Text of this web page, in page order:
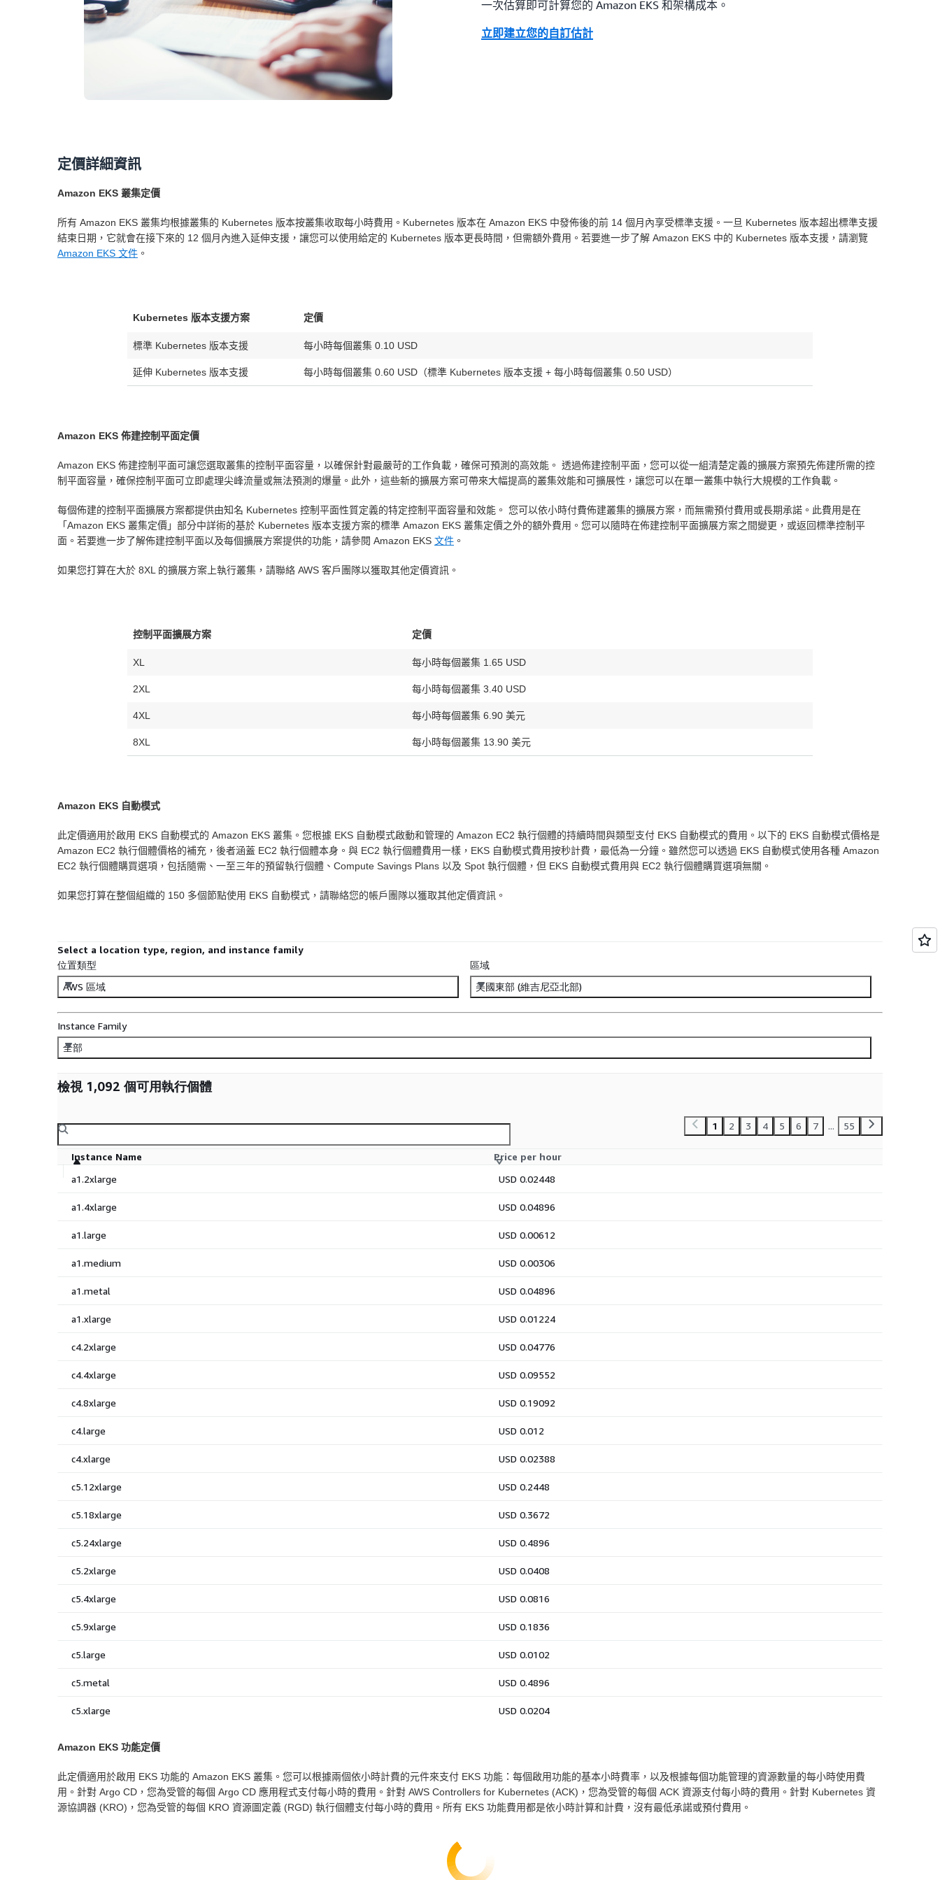
一次估算即可計算您的 Amazon EKS 和架構成本。
立即建立您的自訂估計
定價詳細資訊
Amazon EKS 叢集定價
所有 Amazon EKS 叢集均根據叢集的 Kubernetes 版本按叢集收取每小時費用。Kubernetes 版本在 Amazon EKS 中發佈後的前 14 個月內享受標準支援。一旦 Kubernetes 版本超出標準支援
結束日期，它就會在接下來的 12 個月內進入延伸支援，讓您可以使用給定的 Kubernetes 版本更長時間，但需額外費用。若要進一步了解 Amazon EKS 中的 Kubernetes 版本支援，請瀏覽
Amazon EKS 文件 。
Kubernetes 版本支援方案 定價
標準 Kubernetes 版本支援 每小時每個叢集 0.10 USD
延伸 Kubernetes 版本支援 每小時每個叢集 0.60 USD（標準 Kubernetes 版本支援 + 每小時每個叢集 0.50 USD）
Amazon EKS 佈建控制平面定價
Amazon EKS 佈建控制平面可讓您選取叢集的控制平面容量，以確保針對最嚴苛的工作負載，確保可預測的高效能。 透過佈建控制平面，您可以從一組清楚定義的擴展方案預先佈建所需的控
制平面容量，確保控制平面可立即處理尖峰流量或無法預測的爆量。此外，這些新的擴展方案可帶來大幅提高的叢集效能和可擴展性，讓您可以在單一叢集中執行大規模的工作負載。
每個佈建的控制平面擴展方案都提供由知名 Kubernetes 控制平面性質定義的特定控制平面容量和效能。 您可以依小時付費佈建叢集的擴展方案，而無需預付費用或長期承諾。此費用是在
「Amazon EKS 叢集定價」部分中詳術的基於 Kubernetes 版本支援方案的標準 Amazon EKS 叢集定價之外的額外費用。您可以隨時在佈建控制平面擴展方案之間變更，或返回標準控制平
面。若要進一步了解佈建控制平面以及每個擴展方案提供的功能，請參閱 Amazon EKS 文件 。
如果您打算在大於 8XL 的擴展方案上執行叢集，請聯絡 AWS 客戶團隊以獲取其他定價資訊。
控制平面擴展方案 定價
XL 每小時每個叢集 1.65 USD
2XL 每小時每個叢集 3.40 USD
4XL 每小時每個叢集 6.90 美元
8XL 每小時每個叢集 13.90 美元
Amazon EKS 自動模式
此定價適用於啟用 EKS 自動模式的 Amazon EKS 叢集。您根據 EKS 自動模式啟動和管理的 Amazon EC2 執行個體的持續時間與類型支付 EKS 自動模式的費用。以下的 EKS 自動模式價格是
Amazon EC2 執行個體價格的補充，後者涵蓋 EC2 執行個體本身。與 EC2 執行個體費用一樣，EKS 自動模式費用按秒計費，最低為一分鐘。雖然您可以透過 EKS 自動模式使用各種 Amazon
EC2 執行個體購買選項，包括隨需、一至三年的預留執行個體、Compute Savings Plans 以及 Spot 執行個體，但 EKS 自動模式費用與 EC2 執行個體購買選項無關。
如果您打算在整個組織的 150 多個節點使用 EKS 自動模式，請聯絡您的帳戶團隊以獲取其他定價資訊。
Amazon EKS 功能定價
此定價適用於啟用 EKS 功能的 Amazon EKS 叢集。您可以根據兩個依小時計費的元件來支付 EKS 功能：每個啟用功能的基本小時費率，以及根據每個功能管理的資源數量的每小時使用費
用。針對 Argo CD，您為受管的每個 Argo CD 應用程式支付每小時的費用。針對 AWS Controllers for Kubernetes (ACK)，您為受管的每個 ACK 資源支付每小時的費用。針對 Kubernetes 資
源協調器 (KRO)，您為受管的每個 KRO 資源圖定義 (RGD) 執行個體支付每小時的費用。所有 EKS 功能費用都是依小時計算和計費，沒有最低承諾或預付費用。